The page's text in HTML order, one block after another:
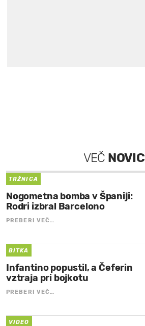
VEČ NOVIC
TRŽNICA
Nogometna bomba v Španiji:
Rodri izbral Barcelono
PREBERI VEČ…
BITKA
Infantino popustil, a Čeferin
vztraja pri bojkotu
PREBERI VEČ…
VIDEO